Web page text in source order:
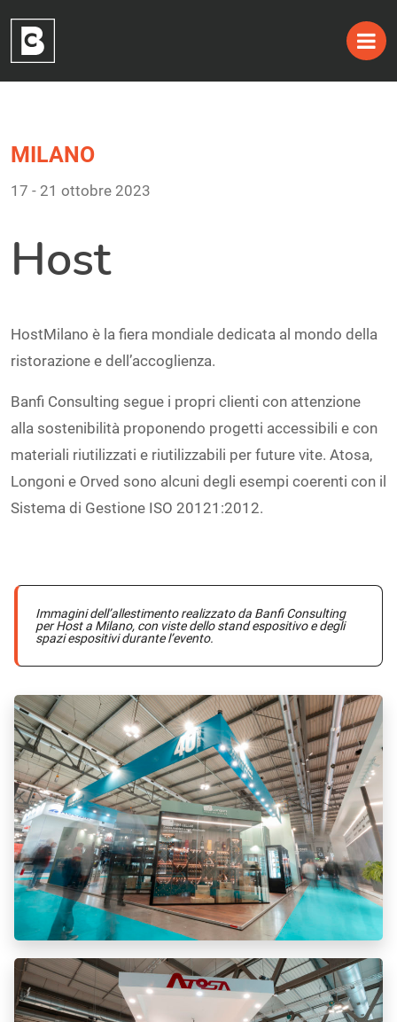
Skip
content
17 - 21 ottobre 2023
MILANO
Host
HostMilano è la fiera mondiale dedicata al mondo della
ristorazione e dell’accoglienza.
Banfi Consulting segue i propri clienti con attenzione
alla sostenibilità proponendo progetti accessibili e con
materiali riutilizzati e riutilizzabili per future vite. Atosa,
Longoni e Orved sono alcuni degli esempi coerenti con il
Sistema di Gestione ISO 20121:2012.
Immagini dell’allestimento realizzato da Banfi Consulting
per Host a Milano, con viste dello stand espositivo e degli
spazi espositivi durante l’evento.